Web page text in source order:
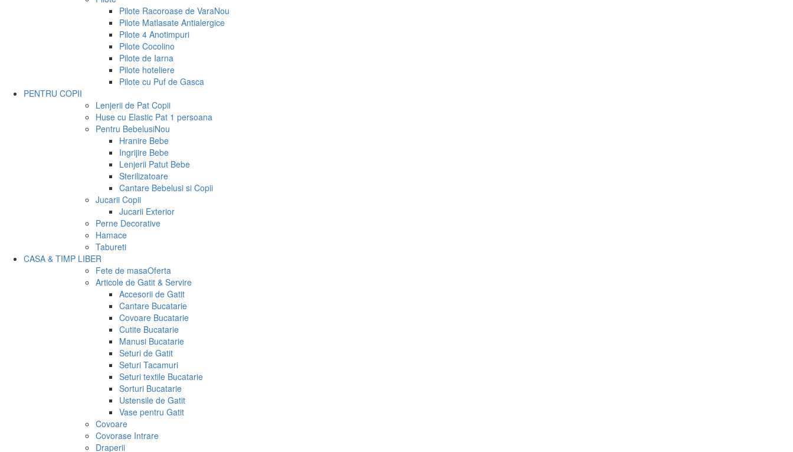
Pilote Racoroase de VaraNou
Pilote Matlasate Antialergice
Pilote 4 Anotimpuri
Pilote Cocolino
Pilote de Iarna
Pilote hoteliere
Pilote cu Puf de Gasca
PENTRU COPII
Lenjerii de Pat Copii
Huse cu Elastic Pat 1 persoana
Pentru BebelusiNou
Hranire Bebe
Ingrijire Bebe
Lenjerii Patut Bebe
Sterilizatoare
Cantare Bebelusi si Copii
Jucarii Copii
Jucarii Exterior
Perne Decorative
Hamace
Tabureti
CASA & TIMP LIBER
Fete de masaOferta
Articole de Gatit & Servire
Accesorii de Gatit
Cantare Bucatarie
Covoare Bucatarie
Cutite Bucatarie
Manusi Bucatarie
Seturi de Gatit
Seturi Tacamuri
Seturi textile Bucatarie
Sorturi Bucatarie
Ustensile de Gatit
Vase pentru Gatit
Covoare
Covorase Intrare
Draperii